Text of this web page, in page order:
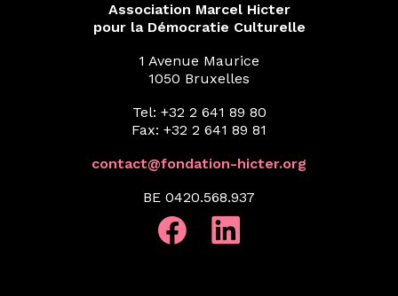
Association Marcel Hicter
pour la Démocratie Culturelle
1 Avenue Maurice
1050 Bruxelles
Tel: +32 2 641 89 80
Fax: +32 2 641 89 81
contact@fondation-hicter.org
BE 0420.568.937